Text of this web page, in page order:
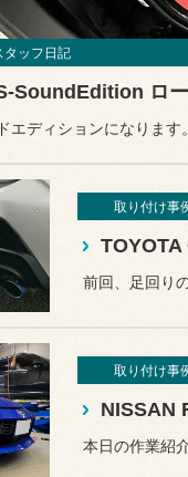
タッフ日記
SoundEdition ロ
エディションになります。
取り付け事
前回、足回り
取り付け事
本日の作業紹